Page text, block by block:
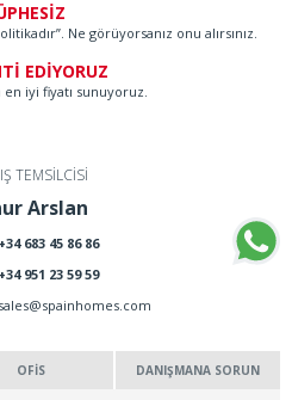
Ne görüyorsanız onu alırsınız.
EDİYORUZ
iyi fiyatı sunuyoruz.
TEMSİLCİSİ
Arslan
+34 683 45 86 86
+34 951 23 59 59
sales@spainhomes.com
OFİS DANIŞMANA SORUN